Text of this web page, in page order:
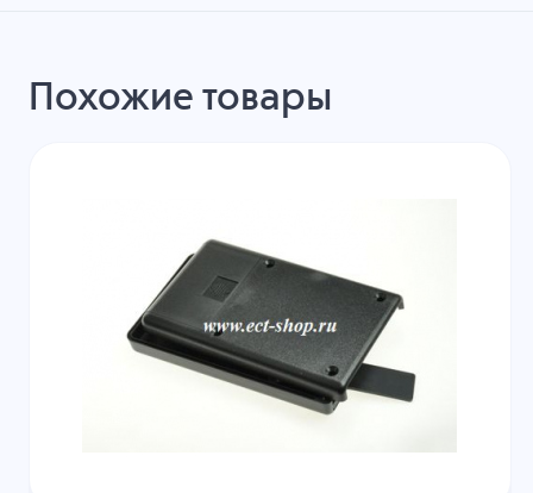
Похожие товары